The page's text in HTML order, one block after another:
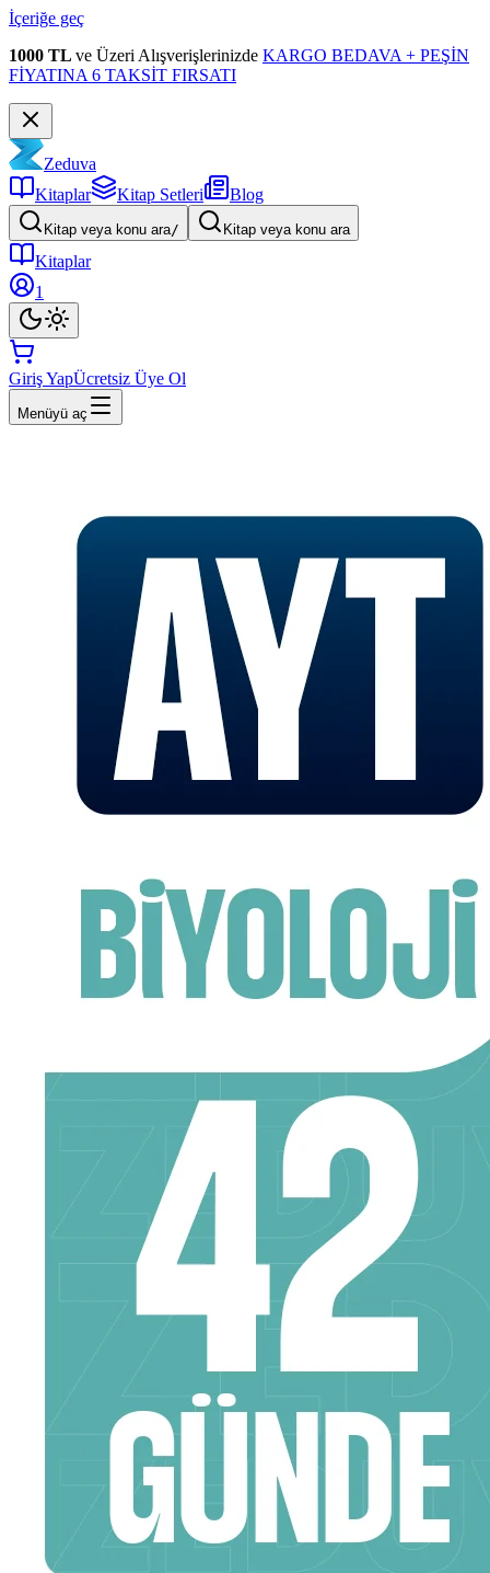
İçeriğe geç
1000 TL ve Üzeri Alışverişlerinizde KARGO BEDAVA + PEŞİN
FİYATINA 6 TAKSİT FIRSATI
Zeduva
Kitaplar
Kitap Setleri Blog
Kitap veya konu ara/ Kitap veya konu ara
Kitaplar
1
Giriş YapÜcretsiz Üye Ol
Menüyü aç